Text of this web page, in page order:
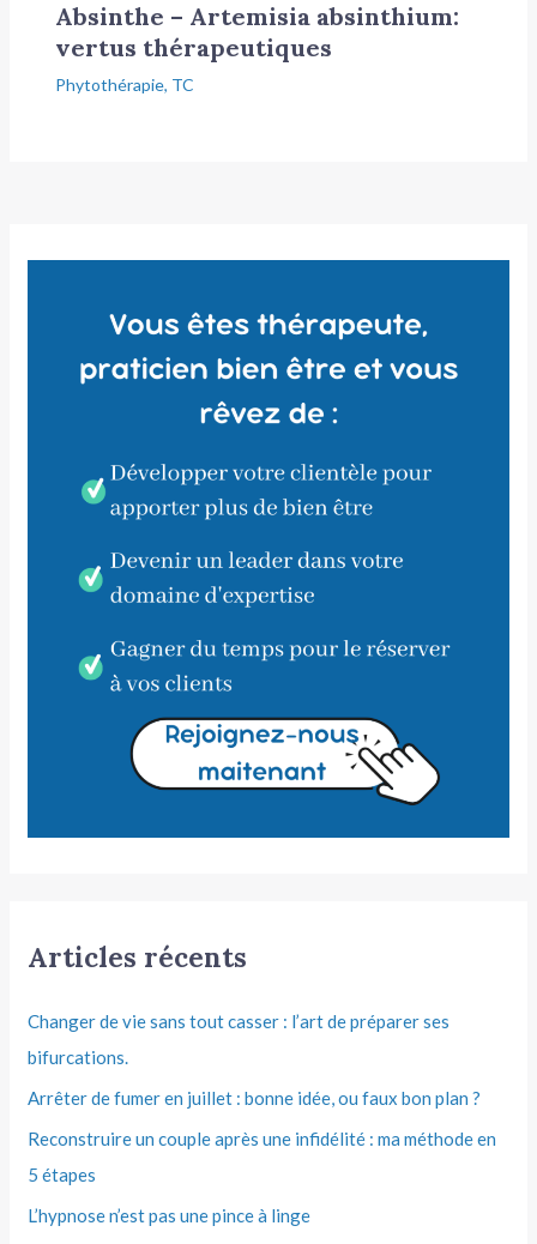
Absinthe – Artemisia absinthium:
vertus thérapeutiques
Phytothérapie, TC
Articles récents
Changer de vie sans tout casser : l’art de préparer ses
bifurcations.
Arrêter de fumer en juillet : bonne idée, ou faux bon plan ?
Reconstruire un couple après une infidélité : ma méthode en
5 étapes
L’hypnose n’est pas une pince à linge